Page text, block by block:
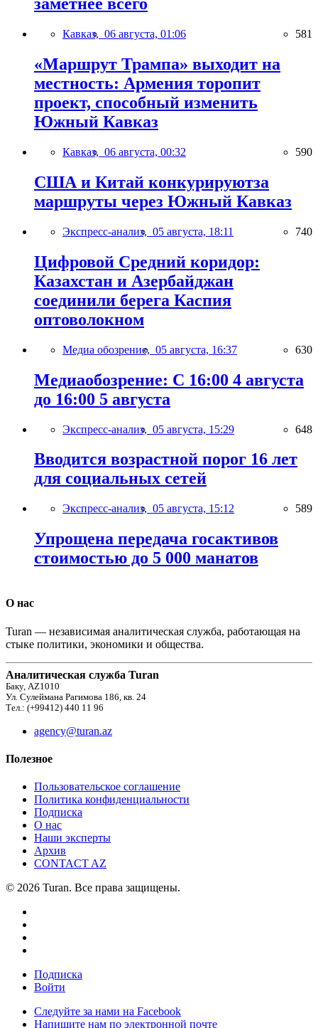
заметнее всего
Кавказ, 06 августа, 01:06 581
«Маршрут Трампа» выходит на
местность: Армения торопит
проект, способный изменить
Южный Кавказ
Кавказ, 06 августа, 00:32 590
США и Китай конкурируютза
маршруты через Южный Кавказ
Экспресс-анализ, 05 августа, 18:11 740
Цифровой Средний коридор:
Казахстан и Азербайджан
соединили берега Каспия
оптоволокном
Медиа обозрение, 05 августа, 16:37 630
Медиаобозрение: С 16:00 4 августа
до 16:00 5 августа
Экспресс-анализ, 05 августа, 15:29 648
Вводится возрастной порог 16 лет
для социальных сетей
Экспресс-анализ, 05 августа, 15:12 589
Упрощена передача госактивов
стоимостью до 5 000 манатов
О нас
Turan — независимая аналитическая служба, работающая на
стыке политики, экономики и общества.
Аналитическая служба Turan
Баку, AZ1010
Ул. Сулеймана Рагимова 186, кв. 24
Тел.: (+99412) 440 11 96
agency@turan.az
Полезное
Пользовательское соглашение
Политика конфиденциальности
Подписка
О нас
Наши эксперты
Архив
CONTACT AZ
© 2026 Turan. Все права защищены.
Подписка
Войти
Следуйте за нами на Facebook
Напишите нам по электронной почте